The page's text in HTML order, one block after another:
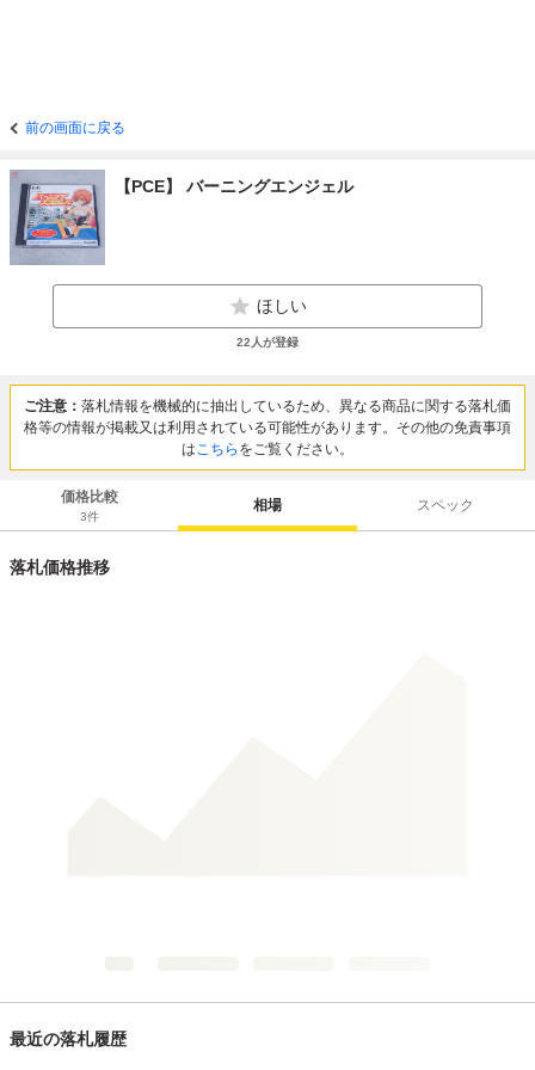
前の画面に戻る
【PCE】 バーニングエンジェル
ほしい
22 人が登録
ご注意： 落札情報を機械的に抽出しているため、異なる商品に関する落札価
格等の情報が掲載又は利用されている可能性があります。その他の免責事項
はこちら をご覧ください。
価格比較
3件
相場 スペック
落札価格推移
最近の落札履歴